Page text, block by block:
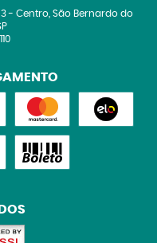
- Centro, São Bernardo do